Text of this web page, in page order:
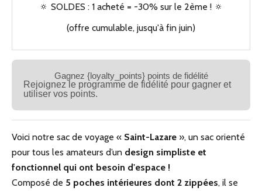
🔅 SOLDES : 1 acheté = -30% sur le 2ème ! 🔅
(offre cumulable, jusqu'à fin juin)
Gagnez {loyalty_points} points de fidélité
Rejoignez le programme de fidélité pour gagner et
utiliser vos points.
Voici notre sac de voyage « Saint-Lazare », un sac orienté
pour tous les amateurs d’un design simpliste et
fonctionnel qui ont besoin d'espace !
Composé de 5 poches intérieures dont 2 zippées, il se